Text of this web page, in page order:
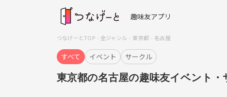
趣味友アプリ
つなげーとTOP 全ジャンル 東京都 名古屋
すべて イベント サークル
東京都の名古屋の趣味友イベント・